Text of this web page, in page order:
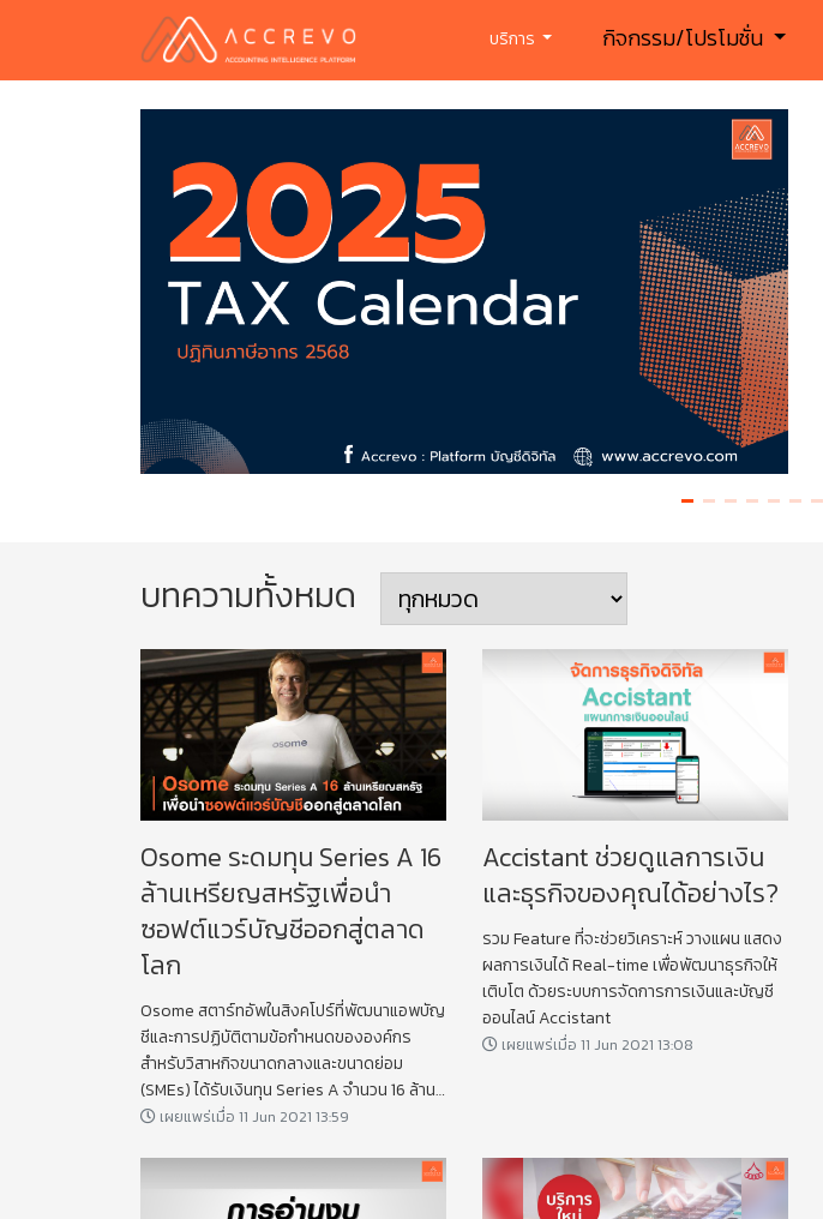
บริการ กิจกรรม/โปรโมชั่น
บทความทั้งหมด
Osome ระดมทุน Series A 16
ล้านเหรียญสหรัฐเพื่อนำ
ซอฟต์แวร์บัญชีออกสู่ตลาด
โลก
Osome สตาร์ทอัพในสิงคโปร์ที่พัฒนาแอพบัญ
ชีและการปฏิบัติตามข้อกำหนดขององค์กร
สำหรับวิสาหกิจขนาดกลางและขนาดย่อม
(SMEs) ได้รับเงินทุน Series A จำนวน 16 ล้าน
เหรียญสหรัฐ
เผยแพร่เมื่อ 11 Jun 2021 13:59
Accistant ช่วยดูแลการเงิน
และธุรกิจของคุณได้อย่างไร?
รวม Feature ที่จะช่วยวิเคราะห์ วางแผน แสดง
ผลการเงินได้ Real-time เพื่อพัฒนาธุรกิจให้
เติบโต ด้วยระบบการจัดการการเงินและบัญชี
ออนไลน์ Accistant
เผยแพร่เมื่อ 11 Jun 2021 13:08